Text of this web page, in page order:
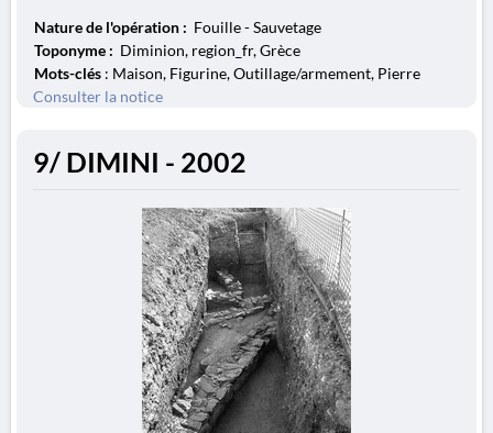
Nature de l'opération : Fouille - Sauvetage
Toponyme : Diminion, region_fr, Grèce
Mots-clés : Maison, Figurine, Outillage/armement, Pierre
Consulter la notice
9/ DIMINI - 2002